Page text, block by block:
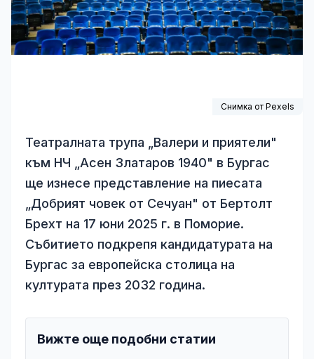
Снимка от Pexels
Театралната трупа „Валери и приятели"
към НЧ „Асен Златаров 1940" в Бургас
ще изнесе представление на пиесата
„Добрият човек от Сечуан" от Бертолт
Брехт на 17 юни 2025 г. в Поморие.
Събитието подкрепя кандидатурата на
Бургас за европейска столица на
културата през 2032 година.
Вижте още подобни статии